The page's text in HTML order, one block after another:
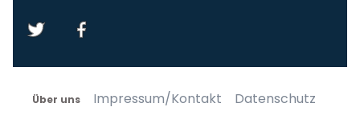
Über uns Impressum/Kontakt
Datenschutz